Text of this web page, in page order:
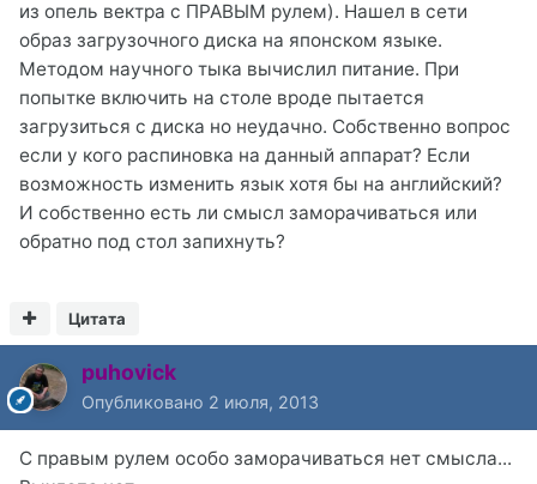
из опель вектра с ПРАВЫМ рулем). Нашел в сети
образ загрузочного диска на японском языке.
Методом научного тыка вычислил питание. При
попытке включить на столе вроде пытается
загрузиться с диска но неудачно. Собственно вопрос
если у кого распиновка на данный аппарат? Если
возможность изменить язык хотя бы на английский?
И собственно есть ли смысл заморачиваться или
обратно под стол запихнуть?
Цитата
puhovick
Опубликовано 2 июля, 2013
С правым рулем особо заморачиваться нет смысла...